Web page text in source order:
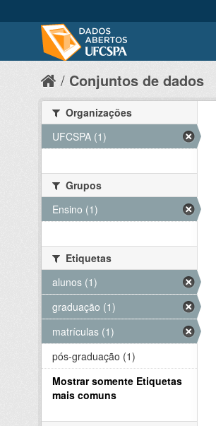
Conjuntos de dados
Organizações
UFCSPA (1)
Grupos
Ensino (1)
Etiquetas
alunos (1)
graduação (1)
matrículas (1)
pós-graduação (1)
Mostrar somente Etiquetas
mais comuns